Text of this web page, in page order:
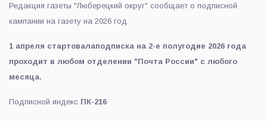
Редакция газеты "Люберецкий округ" сообщает о подписной
кампании на газету на 2026 год.
1 апреля стартовалаподписка на 2-е полугодие 2026 года
проходит в любом отделении "Почта России" с любого
месяца.
Подписной индекс ПК-216